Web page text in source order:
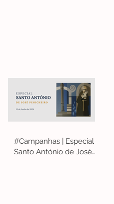
#Campanhas | Especial
Santo António de José